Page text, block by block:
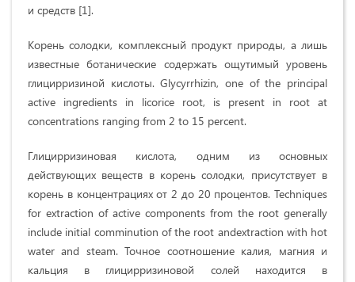
и средств [1].
Корень солодки, комплексный продукт природы, а лишь
известные ботанические содержать ощутимый уровень
глицирризиной кислоты. Glycyrrhizin, one of the principal
active ingredients in licorice root, is present in root at
concentrations ranging from 2 to 15 percent.
Глицирризиновая кислота, одним из основных
действующих веществ в корень солодки, присутствует в
корень в концентрациях от 2 до 20 процентов. Techniques
for extraction of active components from the root generally
include initial comminution of the root andextraction with hot
water and steam. Точное соотношение калия, магния и
кальция в глицирризиновой солей находится в